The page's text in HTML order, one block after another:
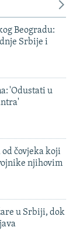
Beogradu:
Srbije i
'Odustati u
čovjeka koji
njihovim
u Srbiji, dok